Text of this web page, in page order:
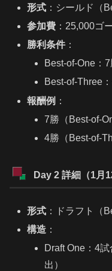
形式 ：シールド（
参加費 ：25,000ゴ
勝利条件 ：
Best-of-One：
Best-of-Three
報酬例 ：
7勝（Best-of-
4勝（Best-of-
Day 2 詳細（1月
形式 ：ドラフト（
構造 ：
Draft One：4
出）